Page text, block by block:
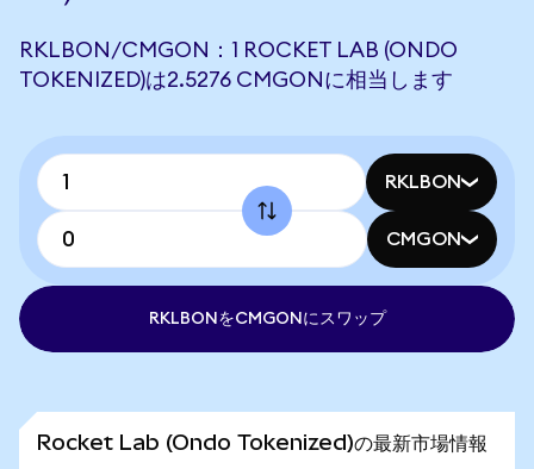
RKLBON/CMGON：1 ROCKET LAB (ONDO
TOKENIZED)は2.5276 CMGONに相当します
RKLBON
CMGON
RKLBONをCMGONにスワップ
Rocket Lab (Ondo Tokenized)の最新市場情報